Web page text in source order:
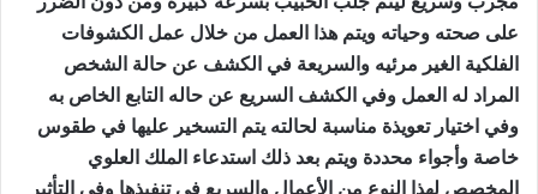
على صحته وحياته ويتم هذا العمل من خلال عمل الكشوفات
الفلكية الغير مرئيه والسريعة في الكشف عن حالة الشخص
المراد له العمل وفي الكشف السريع عن حاله التابع الخاص به
وفي اختيار تعويذة مناسبة لحالته يتم التسخير عليها في طقوس
خاصة وأجواء محددة ويتم بعد ذلك استدعاء الملك العلوي
المخصص لهذا النوع من الأعمال والسريع في تنفيذها وفي التأثير